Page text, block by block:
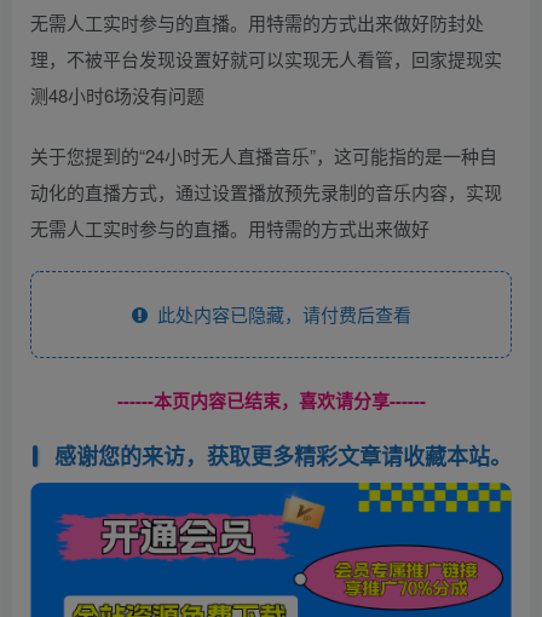
无需人工实时参与的直播。用特需的方式出来做好防封处
理，不被平台发现设置好就可以实现无人看管，回家提现实
测48小时6场没有问题
关于您提到的“24小时无人直播音乐”，这可能指的是一种自
动化的直播方式，通过设置播放预先录制的音乐内容，实现
无需人工实时参与的直播。用特需的方式出来做好
此处内容已隐藏，请付费后查看
------本页内容已结束，喜欢请分享------
感谢您的来访，获取更多精彩文章请收藏本站。